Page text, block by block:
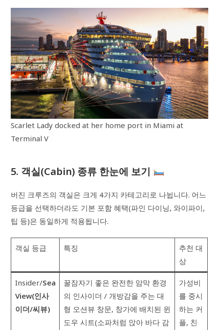
Scarlet Lady docked at her home port in Miami at
Terminal V
5. 객실(Cabin) 종류 한눈에 보기
버진 크루즈의 객실은 크게 4가지 카테고리로 나뉩니다. 어느
등급을 선택하더라도 기본 포함 혜택(파인 다이닝, 와이파이,
팁 등)은 동일하게 적용됩니다.
객실 등급 특징
추천 대
상
Insider/Sea
View(인사
이더/씨뷰)
꿀잠자기 좋은 완전한 암막 환경
의 인사이더 / 개방감을 주는 대
형 오션뷰 창문, 창가에 배치된 윈
도우 시트(소파처럼 앉아 바다 감
가성비
를 중시
하는 커
플, 친